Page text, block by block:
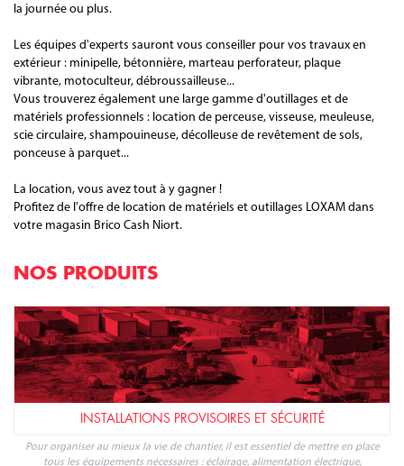
la journée ou plus.
Les équipes d'experts sauront vous conseiller pour vos travaux en
extérieur : minipelle, bétonnière, marteau perforateur, plaque
vibrante, motoculteur, débroussailleuse...
Vous trouverez également une large gamme d'outillages et de
matériels professionnels : location de perceuse, visseuse, meuleuse,
scie circulaire, shampouineuse, décolleuse de revêtement de sols,
ponceuse à parquet...
La location, vous avez tout à y gagner !
Profitez de l'offre de location de matériels et outillages LOXAM dans
votre magasin Brico Cash Niort.
NOS PRODUITS
INSTALLATIONS PROVISOIRES ET SÉCURITÉ
Pour organiser au mieux la vie de chantier, il est essentiel de mettre en place
tous les équipements nécessaires : éclairage, alimentation électrique,